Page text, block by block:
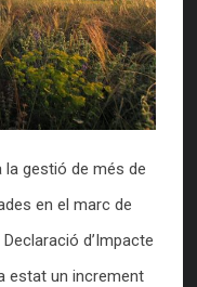
gestió de més de
en el marc de
d’Impacte
estat un increment